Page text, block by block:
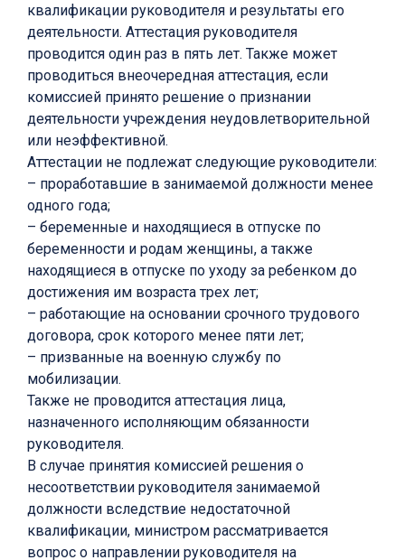
квалификации руководителя и результаты его
деятельности. Аттестация руководителя
проводится один раз в пять лет. Также может
проводиться внеочередная аттестация, если
комиссией принято решение о признании
деятельности учреждения неудовлетворительной
или неэффективной.
Аттестации не подлежат следующие руководители:
– проработавшие в занимаемой должности менее
одного года;
– беременные и находящиеся в отпуске по
беременности и родам женщины, а также
находящиеся в отпуске по уходу за ребенком до
достижения им возраста трех лет;
– работающие на основании срочного трудового
договора, срок которого менее пяти лет;
– призванные на военную службу по
мобилизации.
Также не проводится аттестация лица,
назначенного исполняющим обязанности
руководителя.
В случае принятия комиссией решения о
несоответствии руководителя занимаемой
должности вследствие недостаточной
квалификации, министром рассматривается
вопрос о направлении руководителя на